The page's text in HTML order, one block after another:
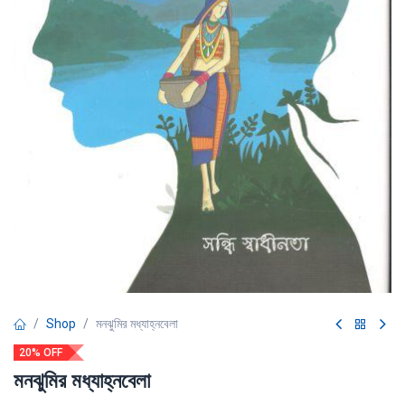
Shop মনঝুমির মধ্যাহ্নবেলা
20% OFF
মনঝুমির মধ্যাহ্নবেলা